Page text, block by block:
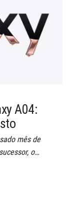
A04:
mês de
o…